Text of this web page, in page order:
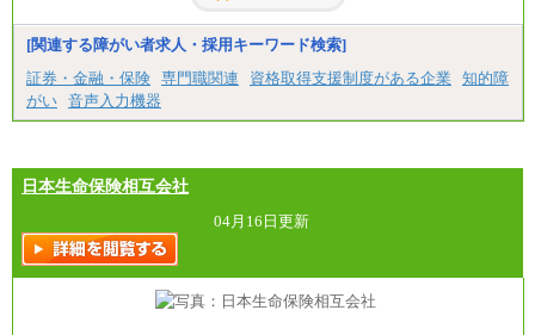
[関連する障がい者求人・採用キーワード検索]
証券・金融・保険 専門職関連 資格取得支援制度がある企業
知的障
がい 音声入力機器
日本生命保険相互会社
04月16日更新